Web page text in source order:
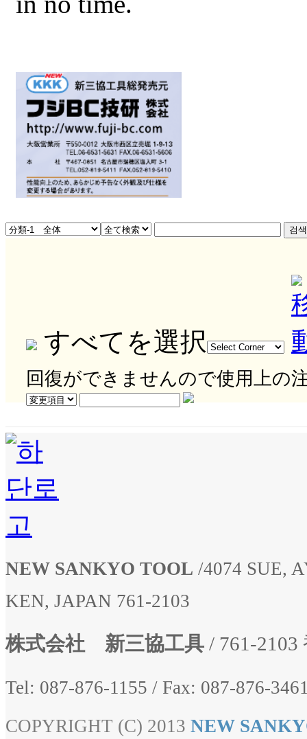
すべてを選択
回復ができませんので使用上の
NEW SANKYO TOOL /4074 SUE,
KEN, JAPAN 761-2103
株式会社 新三協工具 / 761-
Tel: 087-876-1155 / Fax: 087-876-
COPYRIGHT (C) 2013 NEW